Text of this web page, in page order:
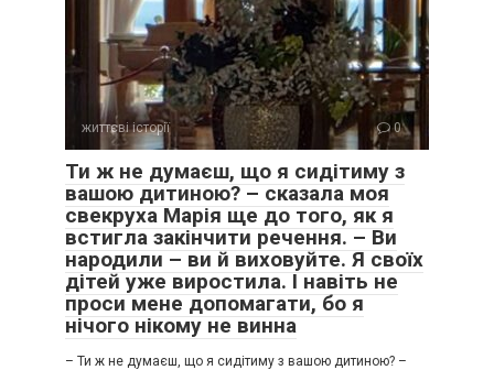
життєві історії 0
Ти ж не думаєш, що я сидітиму з
вашою дитиною? – сказала моя
свекруха Марія ще до того, як я
встигла закінчити речення. – Ви
народили – ви й виховуйте. Я своїх
дітей уже виростила. І навіть не
проси мене допомагати, бо я
нічого нікому не винна
– Ти ж не думаєш, що я сидітиму з вашою дитиною? –